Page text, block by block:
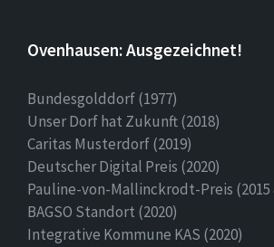
Ovenhausen: Ausgezeichnet!
Bundesgolddorf (1977)
Unser Dorf hat Zukunft (2018)
Caritas Musterdorf (2019)
Deutscher Digital Preis (2020)
Pauline-von-Mallinckrodt-Preis (2015
BAGSO Standort (2020)
Integrative Kommune KAS (2020)